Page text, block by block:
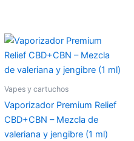
Vapes y cartuchos
Vaporizador Premium Relief
CBD+CBN – Mezcla de
valeriana y jengibre (1 ml)